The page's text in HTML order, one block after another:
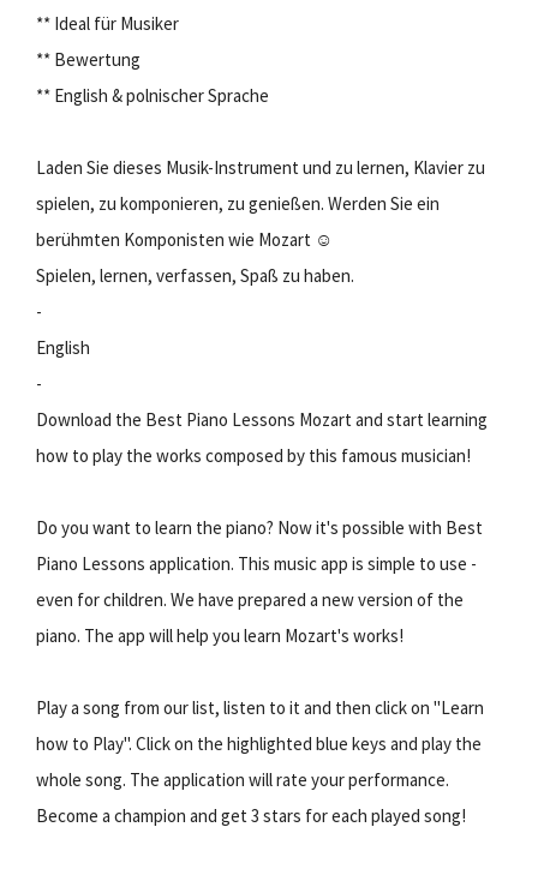
** Ideal für Musiker
** Bewertung
** English & polnischer Sprache
Laden Sie dieses Musik-Instrument und zu lernen, Klavier zu
spielen, zu komponieren, zu genießen. Werden Sie ein
berühmten Komponisten wie Mozart ☺
Spielen, lernen, verfassen, Spaß zu haben.
-
English
-
Download the Best Piano Lessons Mozart and start learning
how to play the works composed by this famous musician!
Do you want to learn the piano? Now it's possible with Best
Piano Lessons application. This music app is simple to use -
even for children. We have prepared a new version of the
piano. The app will help you learn Mozart's works!
Play a song from our list, listen to it and then click on "Learn
how to Play". Click on the highlighted blue keys and play the
whole song. The application will rate your performance.
Become a champion and get 3 stars for each played song!